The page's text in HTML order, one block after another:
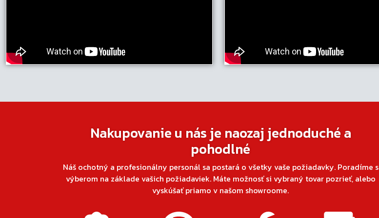
Nakupovanie u nás je naozaj jednoduché a
pohodlné
Náš ochotný a profesionálny personál sa postará o všetky vaše požiadavky. Poradíme s
výberom na základe vašich požiadaviek. Máte možnosť si vybraný tovar pozrieť, alebo
vyskúšať priamo v našom showroome.